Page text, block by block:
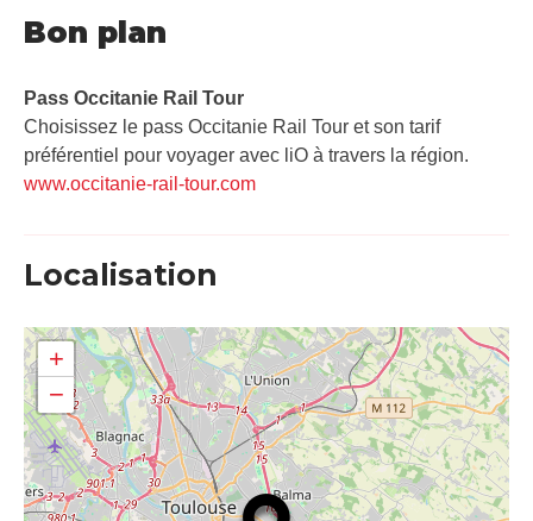
Bon plan
Pass Occitanie Rail Tour​
Choisissez le pass Occitanie Rail Tour et son tarif
préférentiel pour voyager avec liO à travers la région.
www.occitanie-rail-tour.com
Localisation
+
−